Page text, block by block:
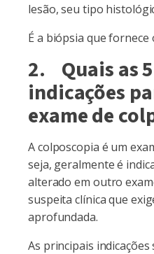
lesão, seu tipo
É a biópsia que
2. Quais as
indicações
exame de
A colposcopia é um
seja, geralmente é
alterado em outro
suspeita clínica que
aprofundada.
As principais indicações